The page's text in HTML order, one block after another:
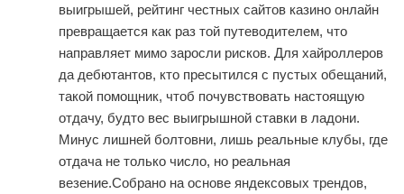
выигрышей, рейтинг честных сайтов казино онлайн
превращается как раз той путеводителем, что
направляет мимо заросли рисков. Для хайроллеров
да дебютантов, кто пресытился с пустых обещаний,
такой помощник, чтоб почувствовать настоящую
отдачу, будто вес выигрышной ставки в ладони.
Минус лишней болтовни, лишь реальные клубы, где
отдача не только число, но реальная
везение.Собрано на основе яндексовых трендов,